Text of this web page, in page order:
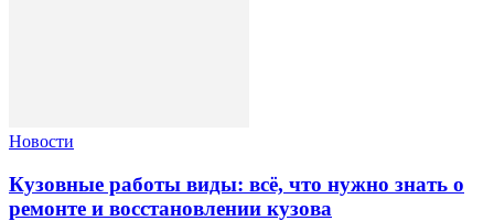
Новости
Кузовные работы виды: всё, что нужно знать о
ремонте и восстановлении кузова